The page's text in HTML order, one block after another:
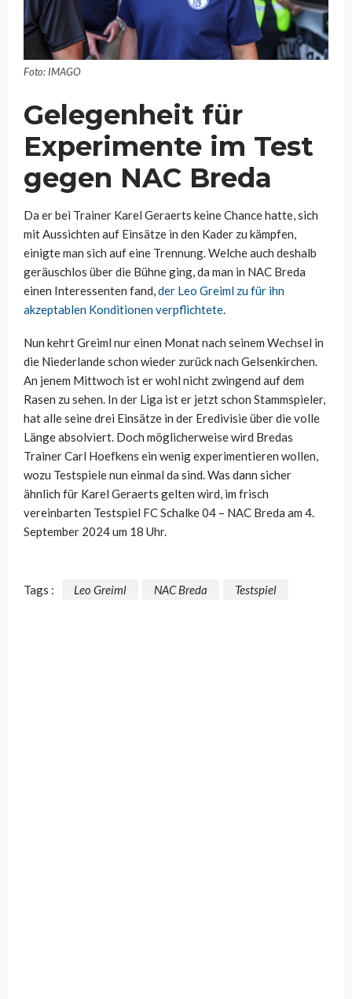
Foto: IMAGO
Gelegenheit für
Experimente im Test
gegen NAC Breda
Da er bei Trainer Karel Geraerts keine Chance hatte, sich
mit Aussichten auf Einsätze in den Kader zu kämpfen,
einigte man sich auf eine Trennung. Welche auch deshalb
geräuschlos über die Bühne ging, da man in NAC Breda
einen Interessenten fand,der Leo Greiml zu für ihn
akzeptablen Konditionen verpflichtete.
Nun kehrt Greiml nur einen Monat nach seinem Wechsel in
die Niederlande schon wieder zurück nach Gelsenkirchen.
An jenem Mittwoch ist er wohl nicht zwingend auf dem
Rasen zu sehen. In der Liga ist er jetzt schon Stammspieler,
hat alle seine drei Einsätze in der Eredivisie über die volle
Länge absolviert. Doch möglicherweise wird Bredas
Trainer Carl Hoefkens ein wenig experimentieren wollen,
wozu Testspiele nun einmal da sind. Was dann sicher
ähnlich für Karel Geraerts gelten wird, im frisch
vereinbarten Testspiel FC Schalke 04 – NAC Breda am 4.
September 2024 um 18 Uhr.
Tags : Leo Greiml NAC Breda Testspiel